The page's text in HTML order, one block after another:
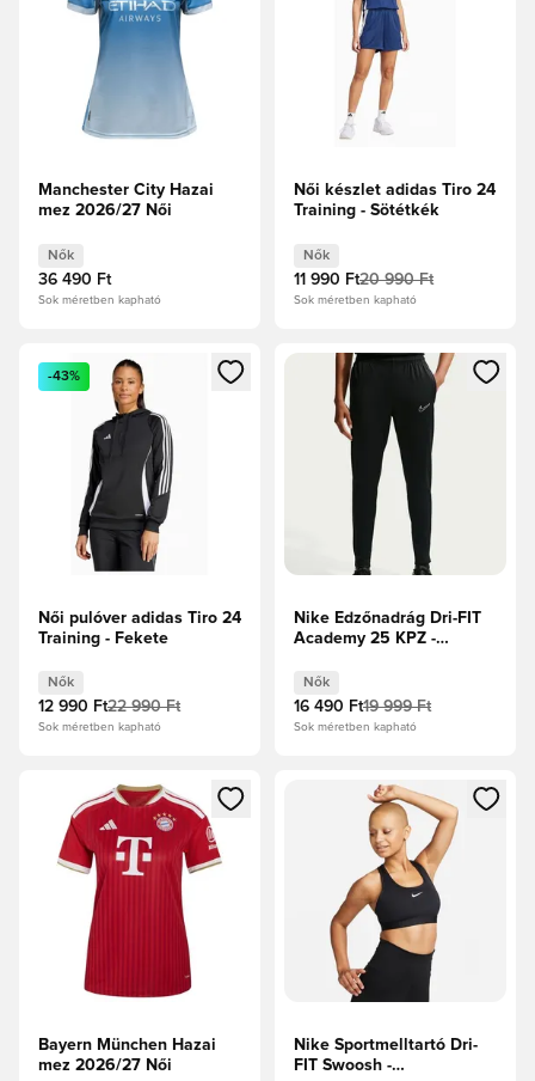
Manchester City Hazai
mez 2026/27 Női
Nők
36 490 Ft
Sok méretben kapható
Női készlet adidas Tiro 24
Training - Sötétkék
Nők
11 990 Ft20 990 Ft
Sok méretben kapható
Megnyit egy modált a bejelentkezéshez vagy a tagként
-43%
Női pulóver adidas Tiro 24
Training - Fekete
Nők
12 990 Ft22 990 Ft
Sok méretben kapható
Megnyit egy modált a
Nike Edzőnadrág Dri-FIT
Academy 25 KPZ -
Nők
16 490 Ft19 999 Ft
Sok méretben kapható
Megnyit egy modált a bejelentkezéshez vagy a tagként
Bayern München Hazai
mez 2026/27 Női
Megnyit egy modált a
Nike Sportmelltartó Dri-
FIT Swoosh -